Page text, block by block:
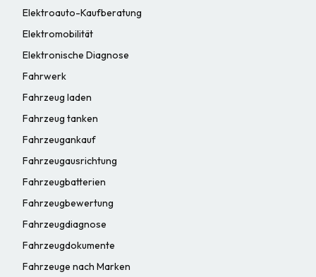
Elektroauto-Kaufberatung
Elektromobilität
Elektronische Diagnose
Fahrwerk
Fahrzeug laden
Fahrzeug tanken
Fahrzeugankauf
Fahrzeugausrichtung
Fahrzeugbatterien
Fahrzeugbewertung
Fahrzeugdiagnose
Fahrzeugdokumente
Fahrzeuge nach Marken